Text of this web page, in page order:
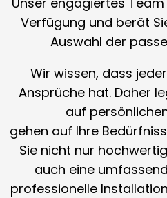
Verfügung und berät
Auswahl der
Wir wissen, dass
Ansprüche hat. Daher
auf
gehen auf Ihre
Sie nicht nur
auch eine
professionelle